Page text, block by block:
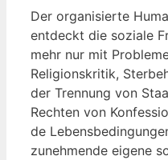
Der orga­ni­sier­te
ent­deckt die sozia­le
mehr nur mit
Reli­gi­ons­kri­tik,
der Tren­nung von
Rech­ten von
de
zuneh­men­de eige­ne